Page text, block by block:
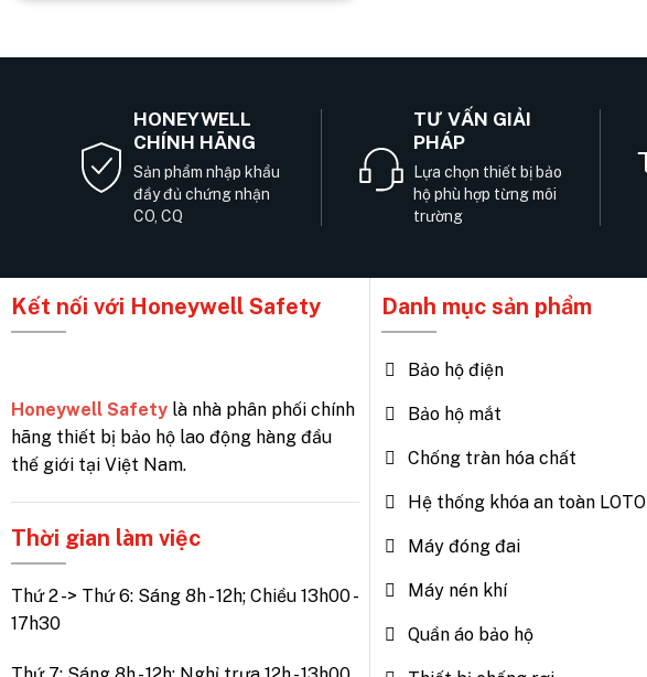
HONEYWELL
CHÍNH HÃNG
Sản phẩm nhập khẩu
đầy đủ chứng nhận
CO, CQ
TƯ VẤN GIẢI
PHÁP
Lựa chọn thiết bị bảo
hộ phù hợp từng môi
trường
Kết nối với Honeywell Safety
Honeywell Safety là nhà phân phối chính
hãng thiết bị bảo hộ lao động hàng đầu
thế giới tại Việt Nam.
Thời gian làm việc
Thứ 2 -> Thứ 6: Sáng 8h - 12h; Chiều 13h00 -
17h30
Danh mục sản phẩm
Bảo hộ điện
Bảo hộ mắt
Chống tràn hóa chất
Hệ thống khóa an toàn LOTO
Máy đóng đai
Máy nén khí
Quần áo bảo hộ